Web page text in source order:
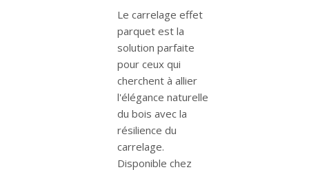
Le carrelage effet
parquet est la
solution parfaite
pour ceux qui
cherchent à allier
l'élégance naturelle
du bois avec la
résilience du
carrelage.
Disponible chez